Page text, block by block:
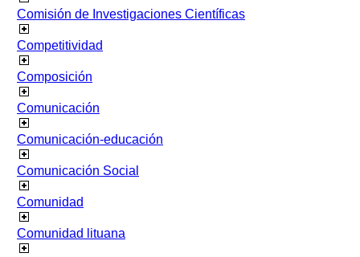
Comisión de Investigaciones Científicas
Competitividad
Composición
Comunicación
Comunicación-educación
Comunicación Social
Comunidad
Comunidad lituana